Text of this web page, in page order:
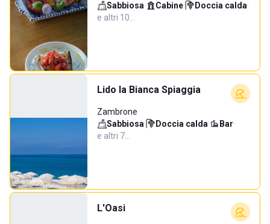
Sabbiosa· Cabine· Doccia calda·
e altri 10…
Lido la Bianca Spiaggia
Zambrone
Sabbiosa· Doccia calda· Bar·
e altri 7…
L'Oasi